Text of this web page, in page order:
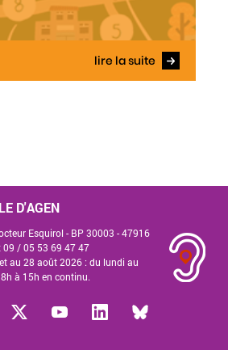
lire la suite
D'AGEN
Esquirol - BP 30003 - 47916
09 /05 53 69 47 47
au 28 août 2026 : du lundi au
à 15h en continu.